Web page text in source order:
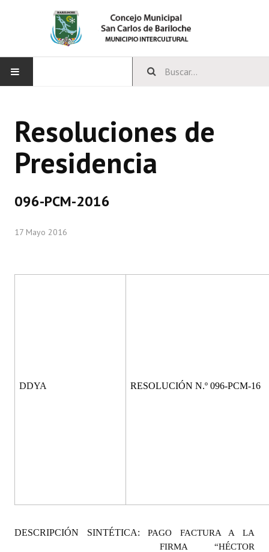
CONCEJO
Bloques Políticos
Comisiones Permanentes
Comisiones Especiales
Carta Orgánica 2007
Proyectos Presentados
Resoluciones de
Presidencia
096-PCM-2016
17 Mayo 2016
DDYA RESOLUCIÓN N.º 096-PCM-16
DESCRIPCIÓN SINTÉTICA:PAGO FACTURA A LA
FIRMA “HÉCTOR